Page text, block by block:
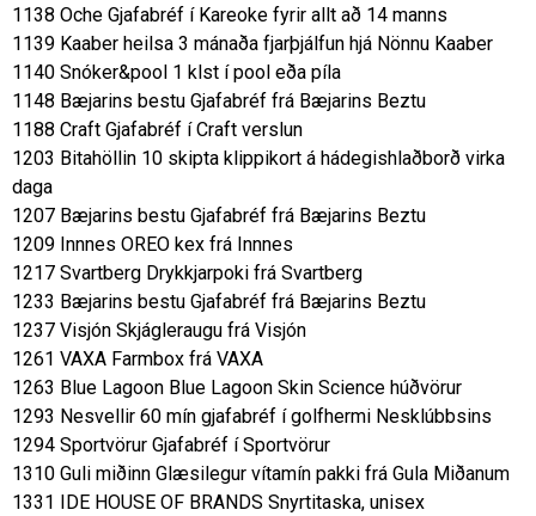
1138 Oche Gjafabréf í Kareoke fyrir allt að 14 manns
1139 Kaaber heilsa 3 mánaða fjarþjálfun hjá Nönnu Kaaber
1140 Snóker&pool 1 klst í pool eða píla
1148 Bæjarins bestu Gjafabréf frá Bæjarins Beztu
1188 Craft Gjafabréf í Craft verslun
1203 Bitahöllin 10 skipta klippikort á hádegishlaðborð virka
daga
1207 Bæjarins bestu Gjafabréf frá Bæjarins Beztu
1209 Innnes OREO kex frá Innnes
1217 Svartberg Drykkjarpoki frá Svartberg
1233 Bæjarins bestu Gjafabréf frá Bæjarins Beztu
1237 Visjón Skjágleraugu frá Visjón
1261 VAXA Farmbox frá VAXA
1263 Blue Lagoon Blue Lagoon Skin Science húðvörur
1293 Nesvellir 60 mín gjafabréf í golfhermi Nesklúbbsins
1294 Sportvörur Gjafabréf í Sportvörur
1310 Guli miðinn Glæsilegur vítamín pakki frá Gula Miðanum
1331 IDE HOUSE OF BRANDS Snyrtitaska, unisex